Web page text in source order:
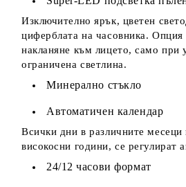
Изключително ярък, цветен
циферблата на часовника. Опция
накланяне към лицето, само при
ограничена светлина.
Минерално стъкло
Автоматичен календар
Всички дни в различните месеци
високосни години, се регулират
24/12 часови формат